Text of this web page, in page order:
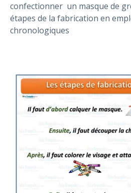
confectionner un masque de
étapes de la fabrication en
chronologiques